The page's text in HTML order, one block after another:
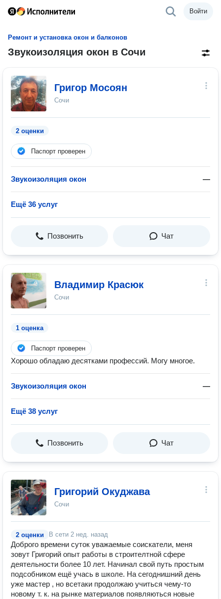
Войти
Ремонт и установка окон и балконов
Звукоизоляция окон в Сочи
Григор Мосоян
Сочи
2 оценки
Паспорт проверен
Звукоизоляция окон —
Ещё 36 услуг
Позвонить Чат
Владимир Красюк
Сочи
1 оценка
Паспорт проверен
Хорошо обладаю десятками профессий. Могу многое.
Звукоизоляция окон —
Ещё 38 услуг
Позвонить Чат
Григорий Окуджава
Сочи
2 оценки В сети 2 нед. назад
Доброго времени суток уважаемые соискатели, меня
зовут Григорий опыт работы в строителтной сфере
деятельности более 10 лет. Начинал свой путь простым
подсобником ещё учась в школе. На сегоднишний день
уже мастер , но всетаки продолжаю учиться чему-то
новому т. к. на рынке материалов появляються новые